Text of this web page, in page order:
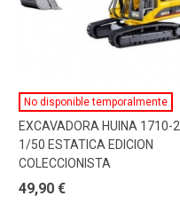
No disponible temporalmente
EXCAVADORA HUINA 1710-2
1/50 ESTATICA EDICION
COLECCIONISTA
49,90 €